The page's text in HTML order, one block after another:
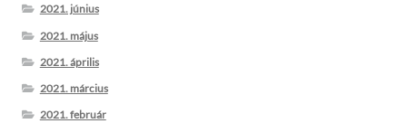
2021. június
2021. május
2021. április
2021. március
2021. február